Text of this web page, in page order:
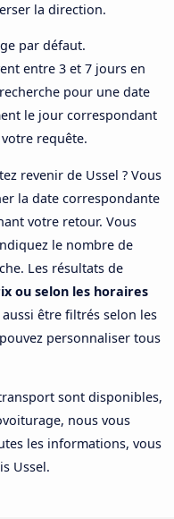
la direction.
par défaut.
entre 3 et 7 jours en
pour une date
le jour correspondant
requête.
revenir de Ussel ? Vous
la date correspondante
votre retour. Vous
le nombre de
Les résultats de
ou selon les horaires
être filtrés selon les
personnaliser tous
sont disponibles,
nous vous
les informations, vous
Ussel.